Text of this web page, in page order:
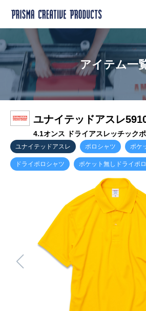
アイテム一
ユナイテッドアスレ
4.1オンス ドライアスレッチック
ユナイテッドアスレ ポロシャツ ポケ
ドライポロシャツ ポケット無しドライポ